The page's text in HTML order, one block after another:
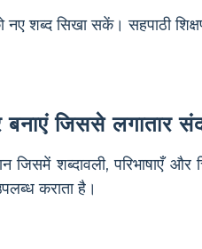
शब्द सिखा सकें। सहपाठी
बनाएं जिससे लगातार
जिसमें शब्दावली, परिभाषाएँ और
कराता है।